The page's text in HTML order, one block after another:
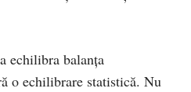
echilibra balanţa
o echilibrare statistică. Nu